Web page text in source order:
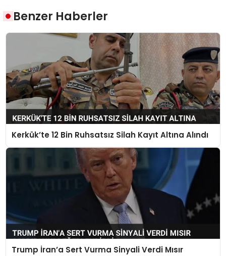
Benzer Haberler
Kerkük’te 12 Bin Ruhsatsız Silah Kayıt Altına Alındı
Trump İran’a Sert Vurma Sinyali Verdi Mısır